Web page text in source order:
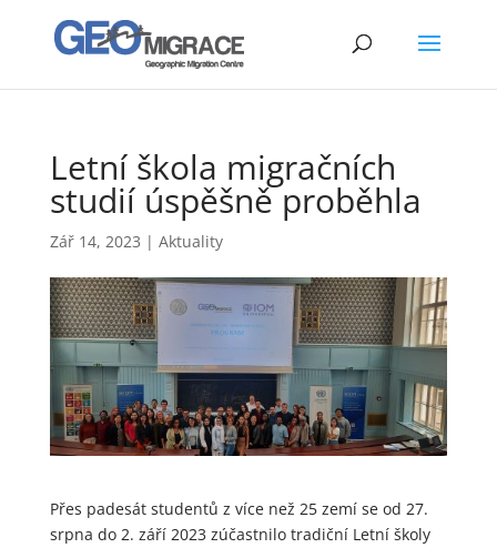
Letní škola migračních
studií úspěšně proběhla
Zář 14, 2023 | Aktuality
Přes padesát studentů z více než 25 zemí se od 27.
srpna do 2. září 2023 zúčastnilo tradiční Letní školy